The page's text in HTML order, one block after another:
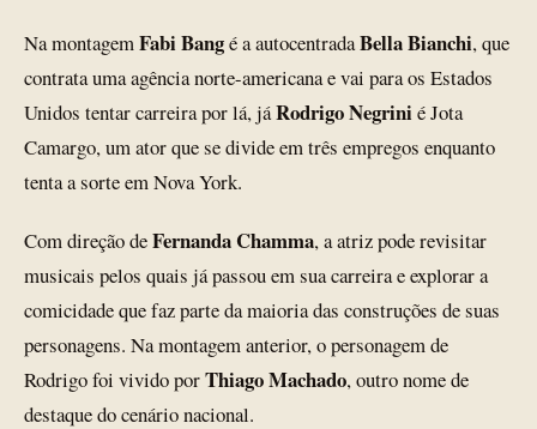
Na montagemFabi Bangé a autocentradaBella Bianchi, que
contrata uma agência norte-americana e vai para os Estados
Unidos tentar carreira por lá, jáRodrigo Negrinié Jota
Camargo, um ator que se divide em três empregos enquanto
tenta a sorte em Nova York.
Com direção deFernanda Chamma, a atriz pode revisitar
musicais pelos quais já passou em sua carreira e explorar a
comicidade que faz parte da maioria das construções de suas
personagens. Na montagem anterior, o personagem de
Rodrigo foi vivido porThiago Machado, outro nome de
destaque do cenário nacional.